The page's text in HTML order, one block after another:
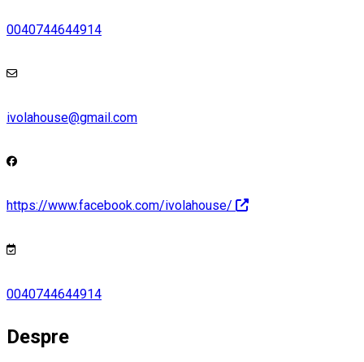
0040744644914
ivolahouse@gmail.com
https://www.facebook.com/ivolahouse/
0040744644914
Despre